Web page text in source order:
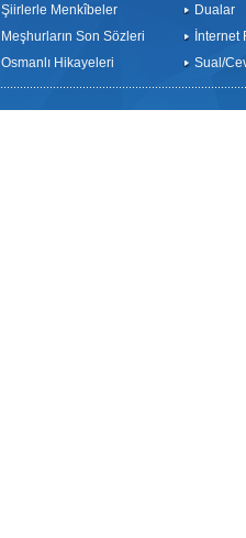
Şiirlerle Menkîbeler
Meşhurların Son Sözleri
Osmanlı Hikayeleri
Dualar
İnternet
Sual/